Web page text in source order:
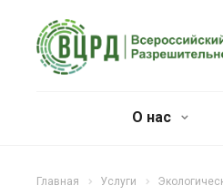
О нас
Главная Услуги